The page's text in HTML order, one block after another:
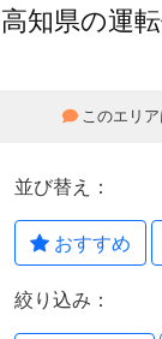
高知県の運
このエリ
並び替え：
おすすめ
絞り込み：